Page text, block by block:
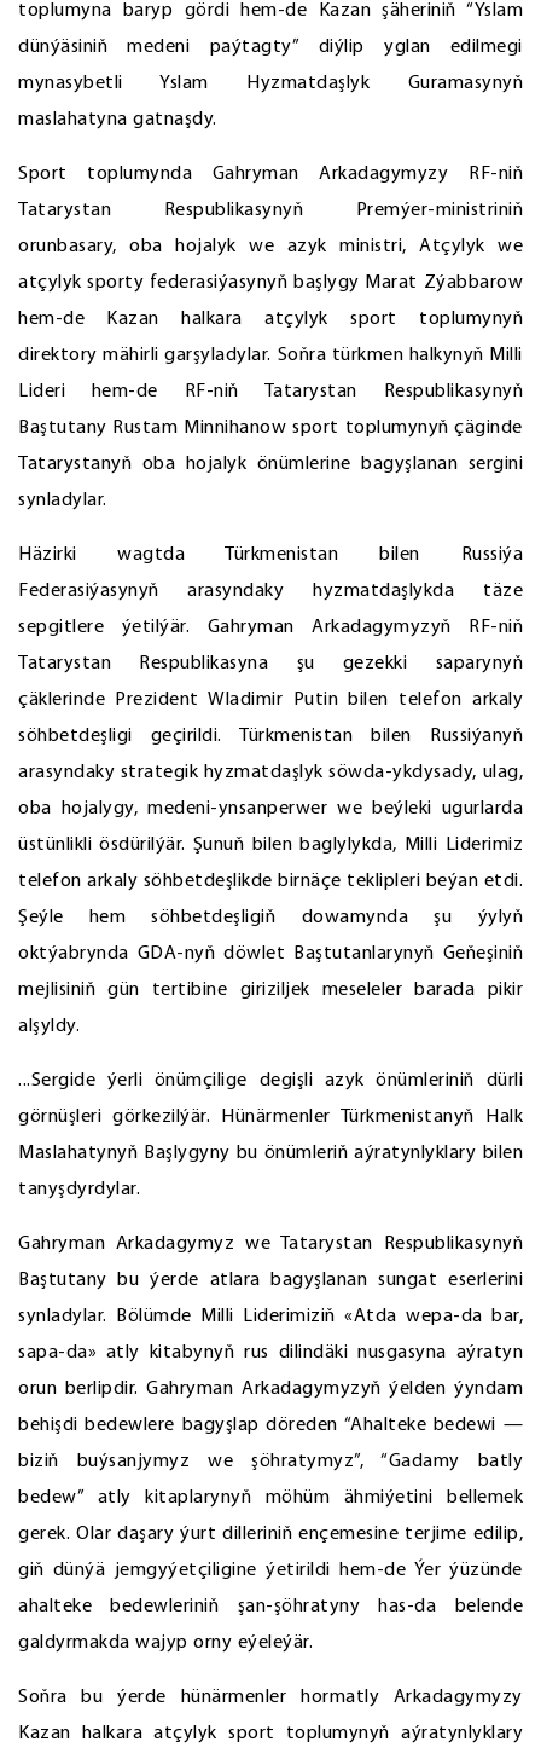
toplumyna baryp gördi hem-de Kazan şäheriniň “Yslam
dünýäsiniň medeni paýtagty” diýlip yglan edilmegi
mynasybetli Yslam Hyzmatdaşlyk Guramasynyň
maslahatyna gatnaşdy.
Sport toplumynda Gahryman Arkadagymyzy RF-niň
Tatarystan Respublikasynyň Premýer-ministriniň
orunbasary, oba hojalyk we azyk ministri, Atçylyk we
atçylyk sporty federasiýasynyň başlygy Marat Zýabbarow
hem-de Kazan halkara atçylyk sport toplumynyň
direktory mähirli garşyladylar. Soňra türkmen halkynyň Milli
Lideri hem-de RF-niň Tatarystan Respublikasynyň
Baştutany Rustam Minnihanow sport toplumynyň çäginde
Tatarystanyň oba hojalyk önümlerine bagyşlanan sergini
synladylar.
Häzirki wagtda Türkmenistan bilen Russiýa
Federasiýasynyň arasyndaky hyzmatdaşlykda täze
sepgitlere ýetilýär. Gahryman Arkadagymyzyň RF-niň
Tatarystan Respublikasyna şu gezekki saparynyň
çäklerinde Prezident Wladimir Putin bilen telefon arkaly
söhbetdeşligi geçirildi. Türkmenistan bilen Russiýanyň
arasyndaky strategik hyzmatdaşlyk söwda-ykdysady, ulag,
oba hojalygy, medeni-ynsanperwer we beýleki ugurlarda
üstünlikli ösdürilýär. Şunuň bilen baglylykda, Milli Liderimiz
telefon arkaly söhbetdeşlikde birnäçe teklipleri beýan etdi.
Şeýle hem söhbetdeşligiň dowamynda şu ýylyň
oktýabrynda GDA-nyň döwlet Baştutanlarynyň Geňeşiniň
mejlisiniň gün tertibine giriziljek meseleler barada pikir
alşyldy.
...Sergide ýerli önümçilige degişli azyk önümleriniň dürli
görnüşleri görkezilýär. Hünärmenler Türkmenistanyň Halk
Maslahatynyň Başlygyny bu önümleriň aýratynlyklary bilen
tanyşdyrdylar.
Gahryman Arkadagymyz we Tatarystan Respublikasynyň
Baştutany bu ýerde atlara bagyşlanan sungat eserlerini
synladylar. Bölümde Milli Liderimiziň «Atda wepa-da bar,
sapa-da» atly kitabynyň rus dilindäki nusgasyna aýratyn
orun berlipdir. Gahryman Arkadagymyzyň ýelden ýyndam
behişdi bedewlere bagyşlap döreden “Ahalteke bedewi —
biziň buýsanjymyz we şöhratymyz”, “Gadamy batly
bedew” atly kitaplarynyň möhüm ähmiýetini bellemek
gerek. Olar daşary ýurt dilleriniň ençemesine terjime edilip,
giň dünýä jemgyýetçiligine ýetirildi hem-de Ýer ýüzünde
ahalteke bedewleriniň şan-şöhratyny has-da belende
galdyrmakda wajyp orny eýeleýär.
Soňra bu ýerde hünärmenler hormatly Arkadagymyzy
Kazan halkara atçylyk sport toplumynyň aýratynlyklary